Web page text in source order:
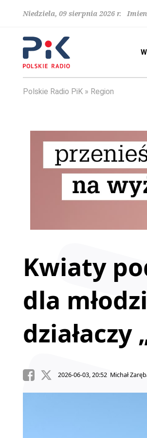
Niedziela, 09 sierpnia 2026 r.
Polskie Radio PiK Region
Kwiaty
dla
działaczy
2026-06-03, 20:52 Michał